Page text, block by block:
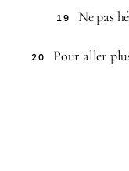
19 Ne pas
20 Pour aller